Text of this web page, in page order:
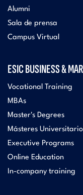
Alumni
Sala de prensa
Campus Virtual
ESIC BUSINESS &
Vocational Training
MBAs
Master's Degrees
Másteres
Executive Programs
Online Education
In-company training